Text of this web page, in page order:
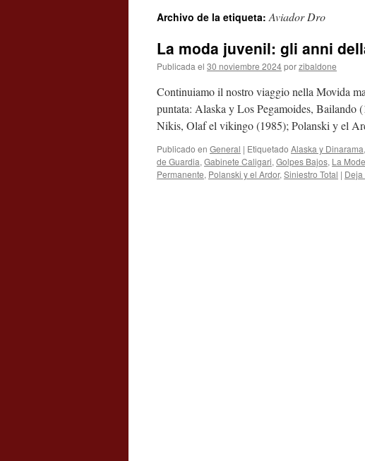
contenido
Archivo de la etiqueta:Aviador Dro
La moda juvenil: gli anni
Publicada el 30 noviembre 2024porzibaldone
Continuiamo il nostro viaggio nella Movida
puntata: Alaska y Los Pegamoides,
Nikis, Olaf el vikingo (1985); Polanski y el
Publicado en General | Etiquetado Alaska y Dinarama,
de Guardia, Gabinete Caligari, Golpes Bajos, La Mode
Permanente, Polanski y el Ardor, Siniestro Total | Deja